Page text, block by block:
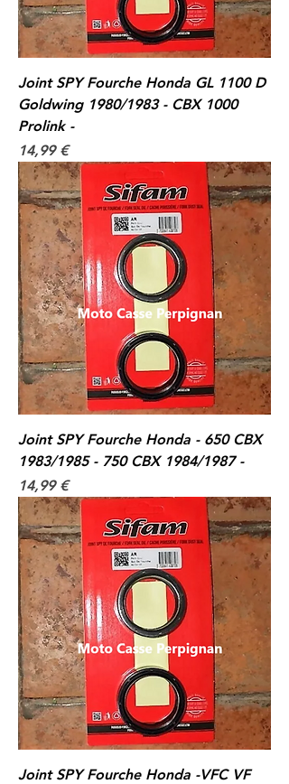
Joint SPY Fourche Honda GL 1100 D
Goldwing 1980/1983 - CBX 1000
Prolink -
Prix
14,99 €
Joint SPY Fourche Honda - 650 CBX
1983/1985 - 750 CBX 1984/1987 -
Prix
14,99 €
Joint SPY Fourche Honda -VFC VF